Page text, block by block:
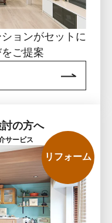
ョンがセットに
ご提案
の方へ
サービス
リフォーム